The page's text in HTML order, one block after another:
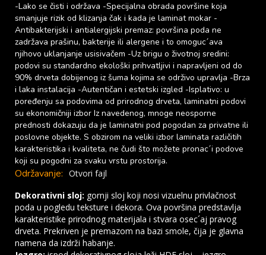
-Lako se čisti i održava -Specijalna obrada površine koja
smanjuje rizik od klizanja čak i kada je laminat mokar -
Antibakterijski i antialergijski premaz: površina poda ne
zadržava prašinu, bakterije ili alergene i to omoguc´ava
njihovo uklanjanje usisivačem -Uz brigu o životnoj sredini:
podovi su standardno ekološki prihvatljivi i napravljeni od do
90% drveta dobijenog iz šuma kojima se održivo upravlja -Brza
i laka instalacija -Autentičan i estetski izgled -Isplativo: u
poređenju sa podovima od prirodnog drveta, laminatni podovi
su ekonomičniji izbor Iz navedenog, mnoge neosporne
prednosti dokazuju da je laminatni pod pogodan za privatne ili
poslovne objekte. S obzirom na veliki izbor laminata različitih
karakteristika i kvaliteta, ne čudi što možete pronac´i podove
koji su pogodni za svaku vrstu prostorija.
Održavanje: Otvori fajl
Dekorativni sloj: gornji sloj koji nosi vizuelnu privlačnost
poda u pogledu teksture i dekora. Ova površina predstavlja
karakteristike prirodnog materijala i stvara osec´aj pravog
drveta. Prekriven je premazom na bazi smole, čija je glavna
namena da izdrži habanje.